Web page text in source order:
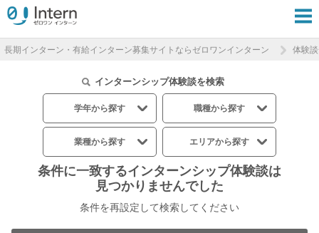
長期インターン・有給インターン募集サイトならゼロワンインターン 体験
インターンシップ体験談を検索
学年から探す 職種から探す
業種から探す エリアから探す
条件に一致するインターンシップ体験談は
見つかりませんでした
条件を再設定して検索してください